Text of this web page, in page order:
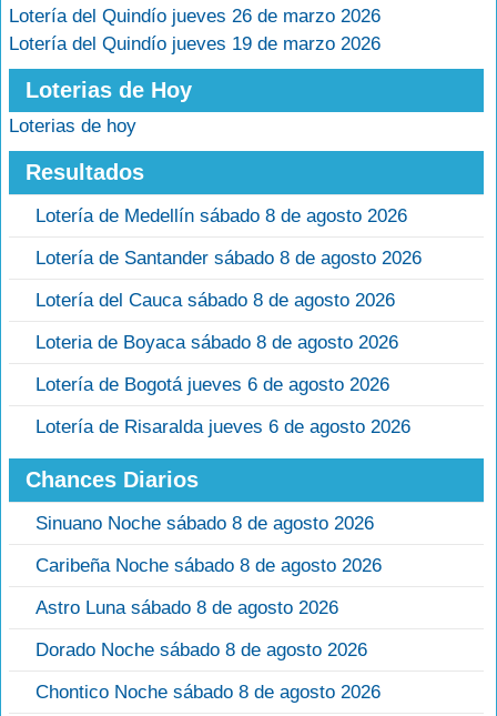
Lotería del Quindío jueves 26 de marzo 2026
Lotería del Quindío jueves 19 de marzo 2026
Loterias de Hoy
Loterias de hoy
Resultados
Lotería de Medellín sábado 8 de agosto 2026
Lotería de Santander sábado 8 de agosto 2026
Lotería del Cauca sábado 8 de agosto 2026
Loteria de Boyaca sábado 8 de agosto 2026
Lotería de Bogotá jueves 6 de agosto 2026
Lotería de Risaralda jueves 6 de agosto 2026
Chances Diarios
Sinuano Noche sábado 8 de agosto 2026
Caribeña Noche sábado 8 de agosto 2026
Astro Luna sábado 8 de agosto 2026
Dorado Noche sábado 8 de agosto 2026
Chontico Noche sábado 8 de agosto 2026